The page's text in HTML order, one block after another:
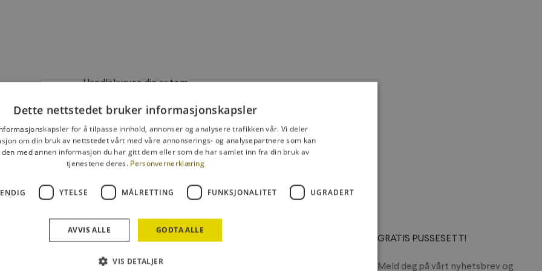
Handlekurven din er tom
Try on
GRATIS PUSSESETT!
Meld deg på vårt nyhetsbrev og
Dette nettstedet bruker informasjonskapsler
for å tilpasse innhold, annonser og analysere trafikken vår. Vi deler
om din bruk av nettstedet vårt med våre annonserings- og analysepartnere som kan
med annen informasjon du har gitt dem eller som de har samlet inn fra din bruk av
tjenestene deres. Personvernerklæring
YTELSE MÅLRETTING FUNKSJONALITET UGRADERT
GODTA ALLE
AVVIS ALLE
VIS DETALJER